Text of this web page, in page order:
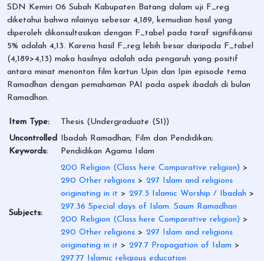
SDN Kemiri 06 Subah Kabupaten Batang dalam uji F_reg
diketahui bahwa nilainya sebesar 4,189, kemudian hasil yang
diperoleh dikonsultasikan dengan F_tabel pada taraf signifikansi
5% adalah 4,13. Karena hasil F_reg lebih besar daripada F_tabel
(4,189>4,13) maka hasilnya adalah ada pengaruh yang positif
antara minat menonton film kartun Upin dan Ipin episode tema
Ramadhan dengan pemahaman PAI pada aspek ibadah di bulan
Ramadhan.
Item Type:
Thesis (Undergraduate (S1))
Uncontrolled
Keywords:
Ibadah Ramadhan; Film dan Pendidikan;
Pendidikan Agama Islam
Subjects:
200 Religion (Class here Comparative religion) >
290 Other religions > 297 Islam and religions
originating in it > 297.3 Islamic Worship / Ibadah >
297.36 Special days of Islam. Saum Ramadhan
200 Religion (Class here Comparative religion) >
290 Other religions > 297 Islam and religions
originating in it > 297.7 Propagation of Islam >
297.77 Islamic religious education